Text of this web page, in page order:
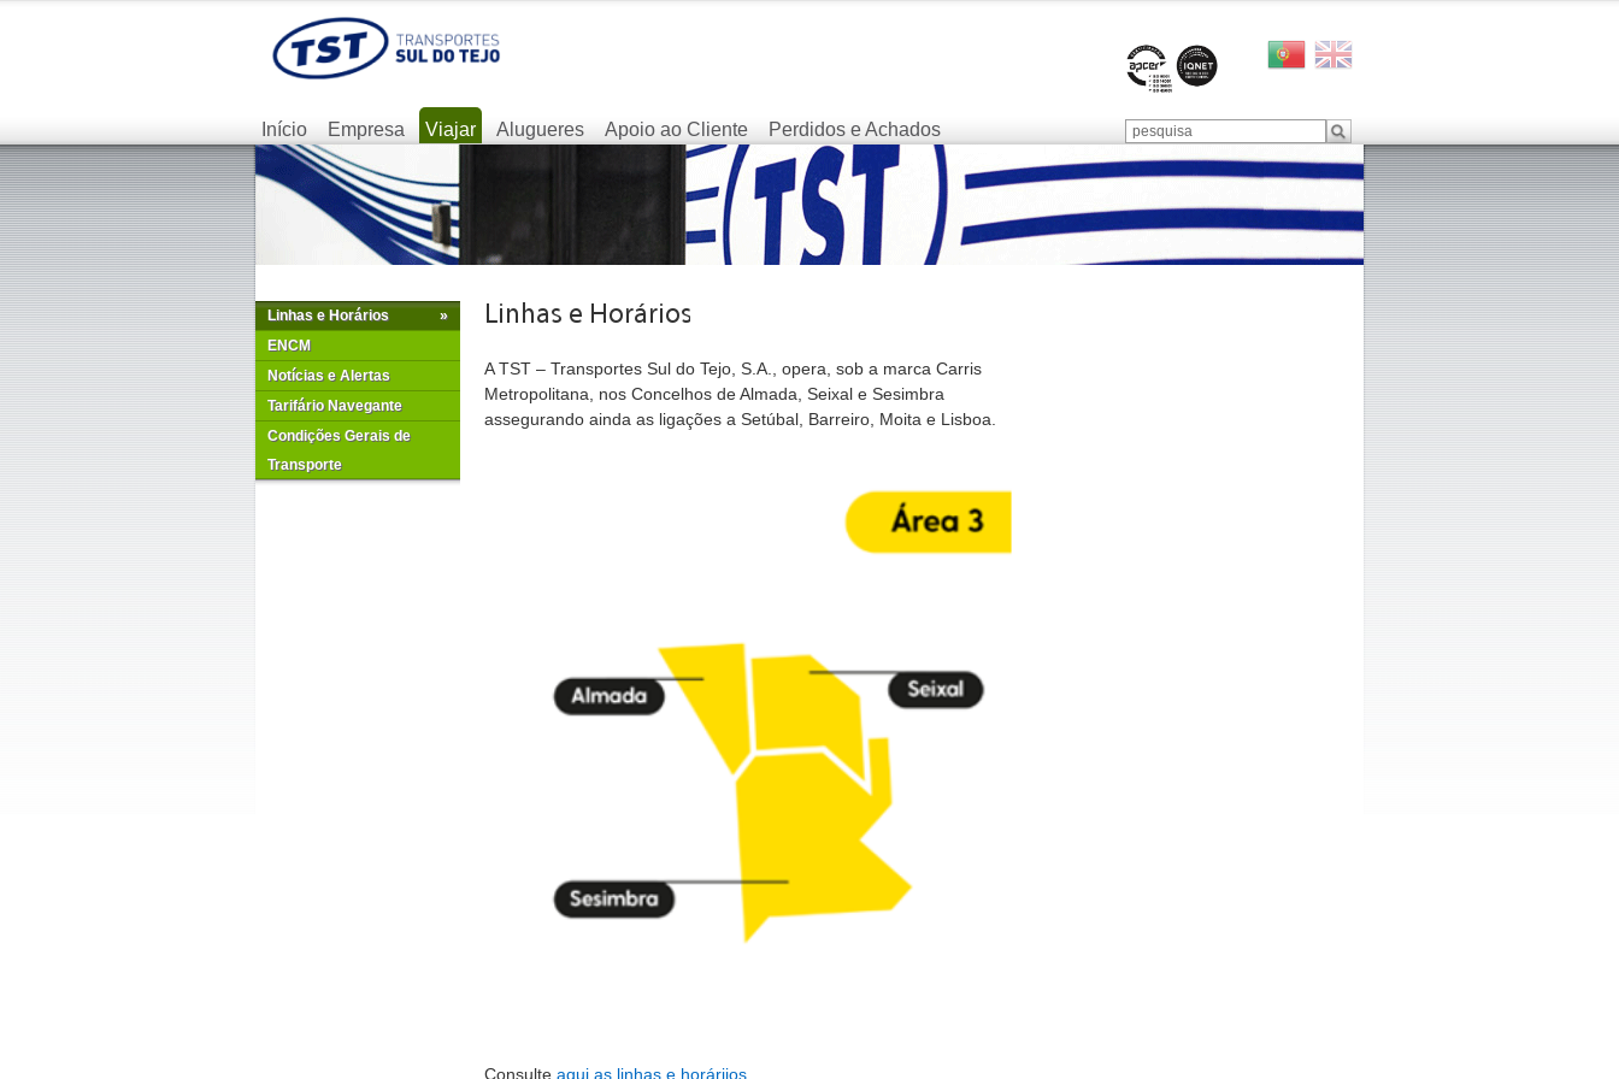
Início Empresa Viajar Alugueres Apoio ao Cliente Perdidos e Achados
»
Linhas e Horários
ENCM
Notícias e Alertas
Tarifário Navegante
Condições Gerais de
Transporte
A TST – Transportes Sul do Tejo, S.A., opera, sob a marca Carris
Metropolitana, nos Concelhos de Almada, Seixal e Sesimbra
assegurando ainda as ligações a Setúbal, Barreiro, Moita e Lisboa.
Consulte aqui as linhas e horáriios